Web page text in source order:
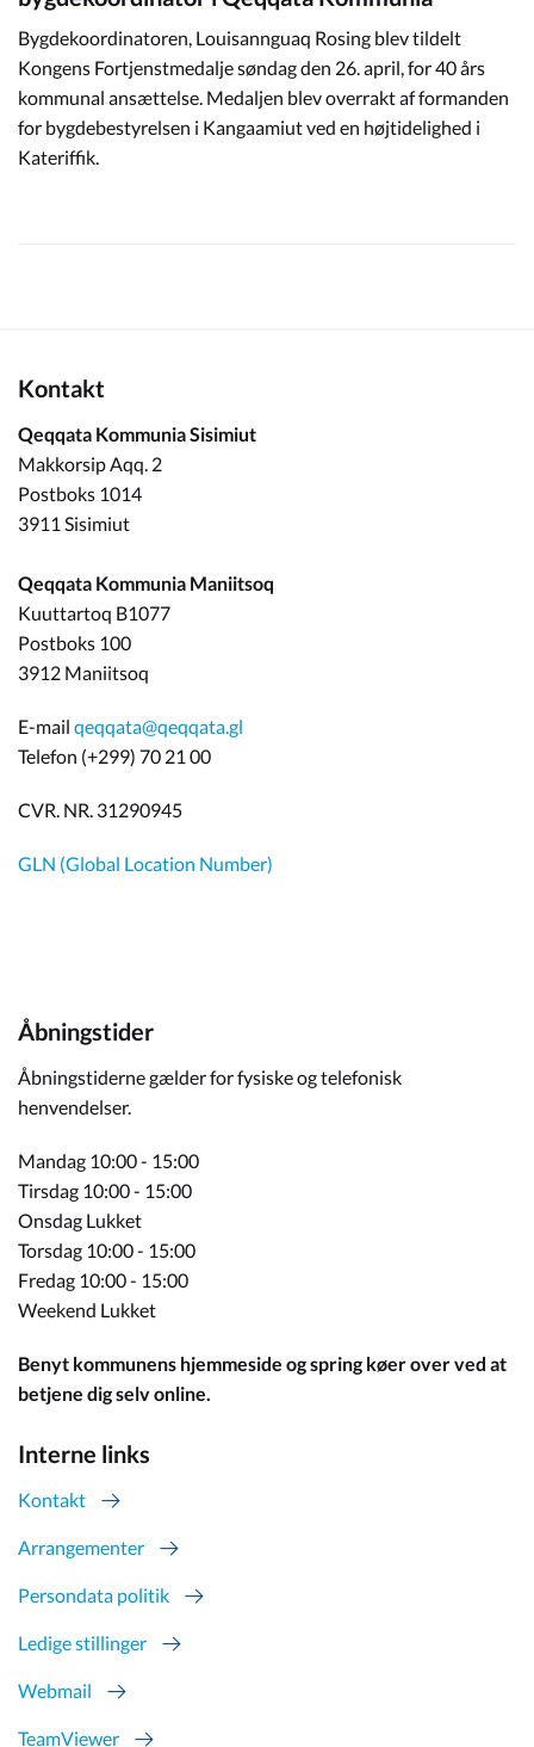
Bygdekoordinatoren, Louisannguaq Rosing blev tildelt
Kongens Fortjenstmedalje søndag den 26. april, for 40 års
kommunal ansættelse. Medaljen blev overrakt af formanden
for bygdebestyrelsen i Kangaamiut ved en højtidelighed i
Kateriffik.
Kontakt
Qeqqata Kommunia Sisimiut
Makkorsip Aqq. 2
Postboks 1014
3911 Sisimiut
Qeqqata Kommunia Maniitsoq
Kuuttartoq B1077
Postboks 100
3912 Maniitsoq
E-mail qeqqata@qeqqata.gl
Telefon (+299) 70 21 00
CVR. NR. 31290945
GLN (Global Location Number)
Åbningstider
Åbningstiderne gælder for fysiske og telefonisk
henvendelser.
Mandag 10:00 - 15:00
Tirsdag 10:00 - 15:00
Onsdag Lukket
Torsdag 10:00 - 15:00
Fredag 10:00 - 15:00
Weekend Lukket
Benyt kommunens hjemmeside og spring køer over ved at
betjene dig selv online.
Interne links
Kontakt
Arrangementer
Persondata politik
Ledige stillinger
Webmail
TeamViewer